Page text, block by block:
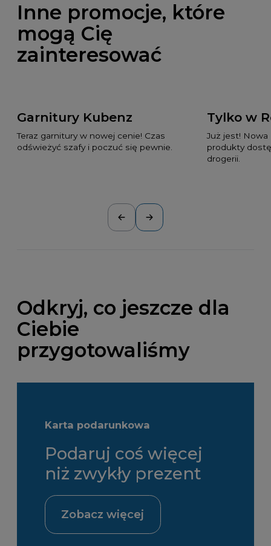
Inne promocje, które
mogą Cię
zainteresować
Garnitury Kubenz
Teraz garnitury w nowej cenie! Czas
odświeżyć szafy i poczuć się pewnie.
Tylko w
Już jest!
produkty
drogerii.
Odkryj, co jeszcze dla
Ciebie
przygotowaliśmy
Karta podarunkowa
Podaruj coś więcej
niż zwykły prezent
Zobacz więcej